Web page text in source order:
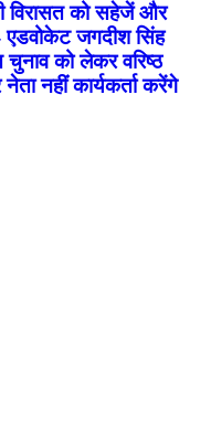
विरासत को सहेजें और
एडवोकेट जगदीश सिंह
को लेकर वरिष्ठ
नहीं कार्यकर्ता करेंगे